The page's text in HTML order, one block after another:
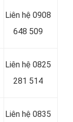
Liên hệ 0908
648 509
Liên hệ 0825
281 514
Liên hệ 0835